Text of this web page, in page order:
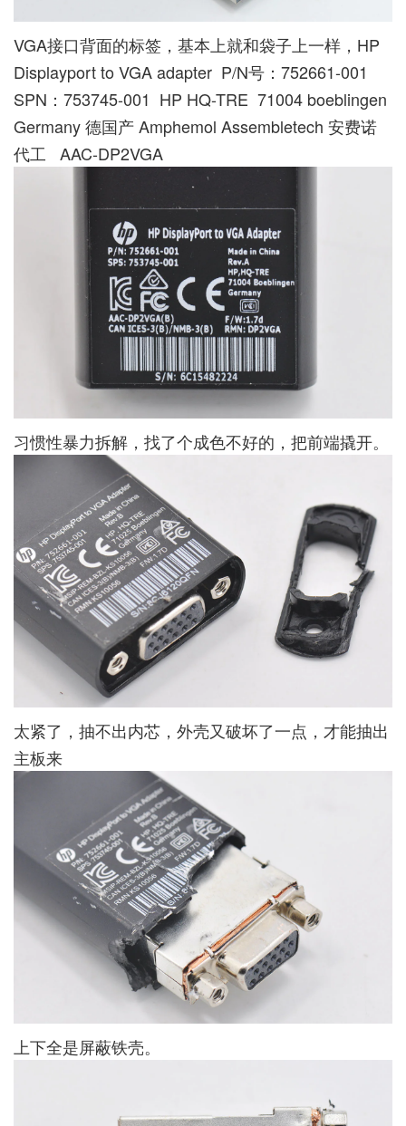
VGA接口背面的标签，基本上就和袋子上一样，HP
Displayport to VGA adapter P/N号：752661-001
SPN：753745-001 HP HQ-TRE 71004 boeblingen
Germany 德国产 Amphemol Assembletech 安费诺
代工 AAC-DP2VGA
习惯性暴力拆解，找了个成色不好的，把前端撬开。
太紧了，抽不出内芯，外壳又破坏了一点，才能抽出
主板来
上下全是屏蔽铁壳。